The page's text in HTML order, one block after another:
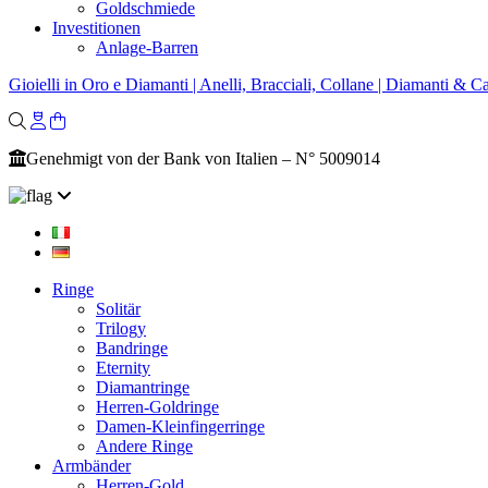
Goldschmiede
Investitionen
Anlage-Barren
Gioielli in Oro e Diamanti | Anelli, Bracciali, Collane | Diamanti &
Genehmigt von der Bank von Italien – N° 5009014
Ringe
Solitär
Trilogy
Bandringe
Eternity
Diamantringe
Herren-Goldringe
Damen-Kleinfingerringe
Andere Ringe
Armbänder